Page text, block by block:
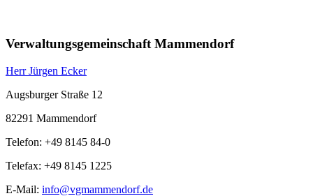
Verwaltungsgemeinschaft Mammendorf
Herr Jürgen Ecker
Augsburger Straße 12
82291 Mammendorf
Telefon: +49 8145 84-0
Telefax: +49 8145 1225
E-Mail: info@vgmammendorf.de